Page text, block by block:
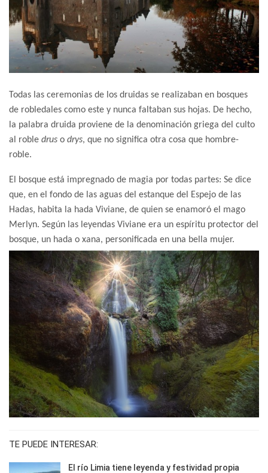
Todas las ceremonias de los druidas se realizaban en bosques
de robledales como este y nunca faltaban sus hojas. De hecho,
la palabra druida proviene de la denominación griega del culto
al roble drus o drys, que no significa otra cosa que hombre-
roble.
El bosque está impregnado de magia por todas partes: Se dice
que, en el fondo de las aguas del estanque del Espejo de las
Hadas, habita la hada Viviane, de quien se enamoró el mago
Merlyn. Según las leyendas Viviane era un espíritu protector del
bosque, un hada o xana, personificada en una bella mujer.
TE PUEDE INTERESAR:
El río Limia tiene leyenda y festividad propia